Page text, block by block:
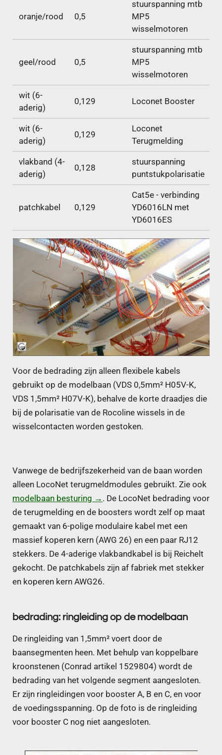
oranje/rood 0,5
stuurspanning mtb
MP5
wisselmotoren
geel/rood 0,5
stuurspanning mtb
MP5
wisselmotoren
wit (6-
aderig)
0,129 Loconet Booster
wit (6-
aderig)
0,129
Loconet
Terugmelding
vlakband (4-
aderig)
0,128
stuurspanning
puntstukpolarisatie
patchkabel 0,129
Cat5e - verbinding
YD6016LN met
YD6016ES
Voor de bedrading zijn alleen flexibele kabels
gebruikt op de modelbaan (VDS 0,5mm² H05V-K,
VDS 1,5mm² H07V-K), behalve de korte draadjes die
bij de polarisatie van de Rocoline wissels in de
wisselcontacten worden gestoken.
Vanwege de bedrijfszekerheid van de baan worden
alleen LocoNet terugmeldmodules gebruikt. Zie ook
modelbaan besturing → . De LocoNet bedrading voor
de terugmelding en de boosters wordt zelf op maat
gemaakt van 6-polige modulaire kabel met een
massief koperen kern (AWG 26) en een paar RJ12
stekkers. De 4-aderige vlakbandkabel is bij Reichelt
gekocht. De patchkabels zijn af fabriek met stekker
en koperen kern AWG26.
bedrading: ringleiding op de modelbaan
De ringleiding van 1,5mm² voert door de
baansegmenten heen. Met behulp van koppelbare
kroonstenen (Conrad artikel 1529804) wordt de
bedrading van het volgende segment aangesloten.
Er zijn ringleidingen voor booster A, B en C, en voor
de voedingsspanning. Op de foto is de ringleiding
voor booster C nog niet aangesloten.